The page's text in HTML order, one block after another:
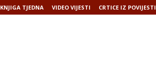
KNJIGA TJEDNA VIDEO VIJESTI CRTICE IZ POVIJESTI